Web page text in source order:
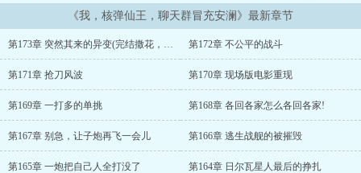
成为异域主宰之一，世人皆称其为安澜仙王！仙之巅，傲世间，有我
安澜便有天！然而这是一个核弹版本的玄幻世界。仙王一步才万米，
仙帝一拳破城！他叶澜，堂堂仙王境界，全力一击，居然连一座大一
中响起了一道声音：“叮，万界聊天群邀请您加入，是否同意？”...
《我，核弹仙王，聊天群冒充安澜》最新章节
第173章 突然其来的异变(完结撒花，滑稽脸!) 第172章 不公平的战斗
第171章 抢刀风波 第170章 现场版电影重现
第169章 一打多的单挑 第168章 各回各家怎么各回各家!
第167章 别急，让子炮再飞一会儿 第166章 逃生战舰的被摧毁
第165章 一炮把自己人全打没了 第164章 日尔瓦星人最后的挣扎